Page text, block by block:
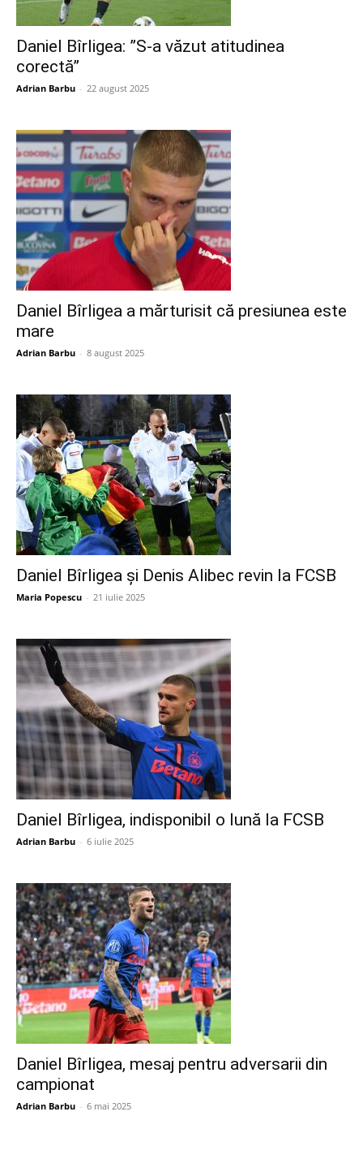
Daniel Bîrligea: ”S-a văzut atitudinea
corectă”
Adrian Barbu - 22 august 2025
Daniel Bîrligea a mărturisit că presiunea este
mare
Adrian Barbu - 8 august 2025
Daniel Bîrligea și Denis Alibec revin la FCSB
Maria Popescu - 21 iulie 2025
Daniel Bîrligea, indisponibil o lună la FCSB
Adrian Barbu - 6 iulie 2025
Daniel Bîrligea, mesaj pentru adversarii din
campionat
Adrian Barbu - 6 mai 2025